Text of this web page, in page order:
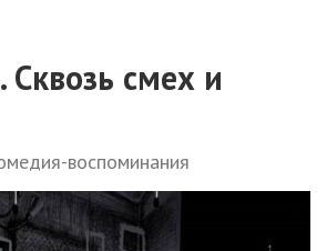
Сквозь смех и
воспоминания